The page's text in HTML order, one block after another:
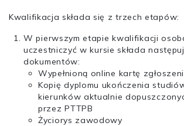
Kwalifikacja składa się z trzech etapów:
W pierwszym etapie kwalifikacji
uczestniczyć w kursie składa
dokumentów:
Wypełnioną online kartę
Kopię dyplomu ukończenia
kierunków aktualnie
przez PTTPB
Życiorys zawodowy